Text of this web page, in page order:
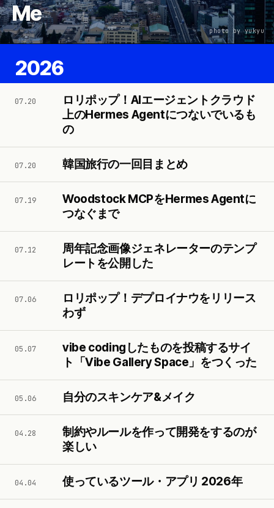
Me
photo by yukyu
2026
07.20
ロリポップ！AIエージェントクラウド
上のHermes Agentにつないでいるも
の
07.20 韓国旅行の一回目まとめ
07.19
Woodstock MCPをHermes Agentに
つなぐまで
07.12
周年記念画像ジェネレーターのテンプ
レートを公開した
07.06
ロリポップ！デプロイナウをリリース
わず
05.07
vibe codingしたものを投稿するサイ
ト「Vibe Gallery Space」をつくった
05.06 自分のスキンケア&メイク
04.28
制約やルールを作って開発をするのが
楽しい
04.04 使っているツール・アプリ 2026年